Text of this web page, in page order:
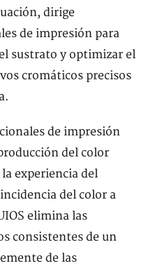
dirige
de impresión para
sustrato y optimizar el
cromáticos precisos
de impresión
del color
experiencia del
del color a
elimina las
consistentes de un
de las